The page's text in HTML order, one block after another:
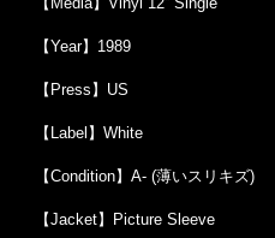
【Year】1989
【Press】US
【Label】White
【Condition】A- (薄いスリキズ)
【Jacket】Picture Sleeve